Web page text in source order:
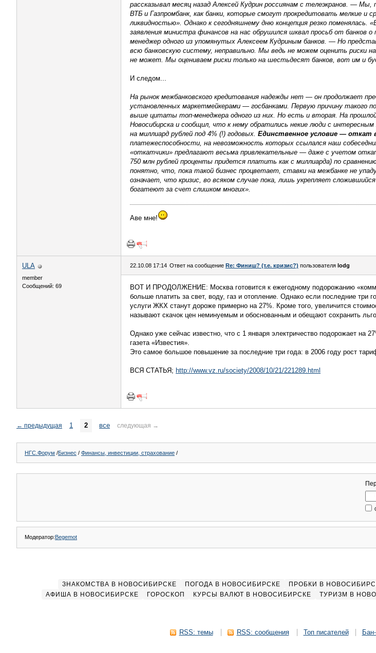
рассказывал месяц назад Алексей Кудрин россиянам с телеэкранов. —
ВТБ и Газпромбанк, как банки, которые смогут прокредитовать мелкие и
ликвидностью». Однако к сегодняшнему дню концепция резко поменялась.
заявления министра финансов на нас обрушился шквал просьб от банков
менеджер одного из упомянутых Алексеем Кудриным банков. — Но
всю банковскую систему, неправильно. Мы ведь не можем оценить риски
не может. Мы оцениваем риски только на шестьдесят банков, вот им и
И следом...
На рынок межбанковского кредитования надежды нет — он продолжает
установленных маркетмейкерами — госбанками. Первую причину такого
выше цитаты топ-менеджера одного из них. Но есть и вторая. На прошлой
Новосибирска и сообщил, что к нему обратились некие люди с
на миллиард рублей под 4% (!) годовых. Единственное условие — откат
платежеспособности, на невозможность которых ссылался наш
«откатчики» предлагают весьма привлекательные — даже с учетом
750 млн рублей проценты придется платить как с миллиарда) по
понятно, что, пока такой бизнес процветает, ставки на межбанке не
означает, что кризис, во всяком случае пока, лишь укрепляет
богатеют за счет слишком многих».
Аве мне!
ULA
member
Сообщений: 69
22.10.08 17:14 Ответ на сообщение Re: Финиш? (т.е. кризис?) пользователя lodg
ВОТ И ПРОДОЛЖЕНИЕ: Москва готовится к ежегодному подорожанию
больше платить за свет, воду, газ и отопление. Однако если последние три
услуги ЖКХ станут дороже примерно на 27%. Кроме того, увеличится
называют скачок цен неминуемым и обоснованным и обещают сохранить
Однако уже сейчас известно, что с 1 января электричество подорожает на
газета «Известия».
Это самое большое повышение за последние три года: в 2006 году рост
ВСЯ СТАТЬЯ; http://www.vz.ru/society/2008/10/21/221289.html
← предыдущая 1 2 все следующая →
НГС.Форум /Бизнес / Финансы, инвестиции, страхование /
Модератор:Begemot
ЗНАКОМСТВА В НОВОСИБИРСКЕ ПОГОДА В НОВОСИБИРСКЕ ПРОБКИ В
АФИША В НОВОСИБИРСКЕ
ГОРОСКОП КУРСЫ ВАЛЮТ В НОВОСИБИРСКЕ ТУРИЗМ В
RSS: темы RSS: сообщения Топ писателей